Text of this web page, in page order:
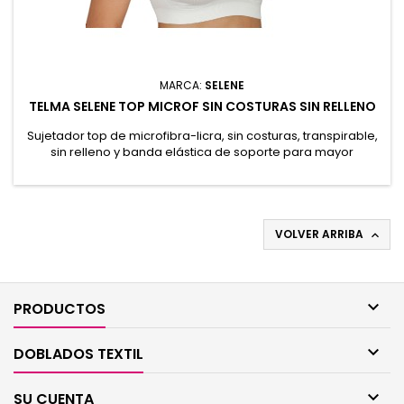
MARCA: SELENE
TELMA SELENE TOP MICROF SIN COSTURAS SIN RELLENO
Sujetador top de microfibra-licra, sin costuras, transpirable,
sin relleno y banda elástica de soporte para mayor
Poliamida, 8% Elastano
VOLVER ARRIBA 
PRODUCTOS 
DOBLADOS TEXTIL 
SU CUENTA 